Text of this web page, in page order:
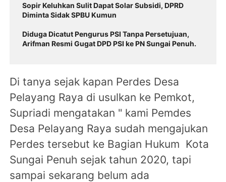
Sopir Keluhkan Sulit Dapat Solar Subsidi, DPRD
Diminta Sidak SPBU Kumun
Diduga Dicatut Pengurus PSI Tanpa Persetujuan,
Arifman Resmi Gugat DPD PSI ke PN Sungai Penuh.
Di tanya sejak kapan Perdes Desa
Pelayang Raya di usulkan ke Pemkot,
Supriadi mengatakan " kami Pemdes
Desa Pelayang Raya sudah mengajukan
Perdes tersebut ke Bagian Hukum Kota
Sungai Penuh sejak tahun 2020, tapi
sampai sekarang belum ada